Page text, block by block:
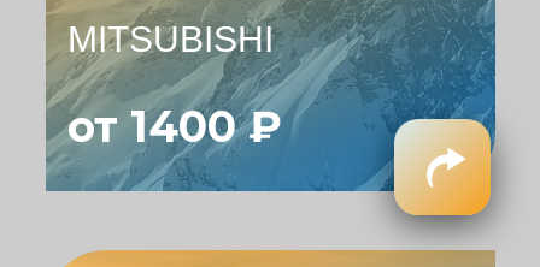
MITSUBISHI
от 1400 ₽